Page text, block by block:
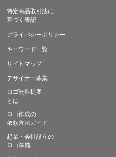
特定商品取引法に
基づく表記
プライバシーポリシー
キーワード一覧
サイトマップ
デザイナー募集
ロゴ無料提案
とは
ロゴ作成の
依頼方法ガイド
起業・会社設立の
ロゴ準備